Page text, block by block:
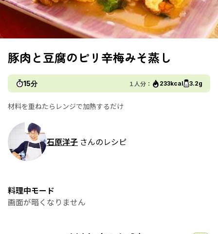
豚肉と豆腐のピリ辛梅みそ蒸し
15分 １人分： 233kcal 3.2g
材料を重ねたらレンジで加熱するだけ
石原洋子 さんのレシピ
料理中モード
画面が暗くなりません